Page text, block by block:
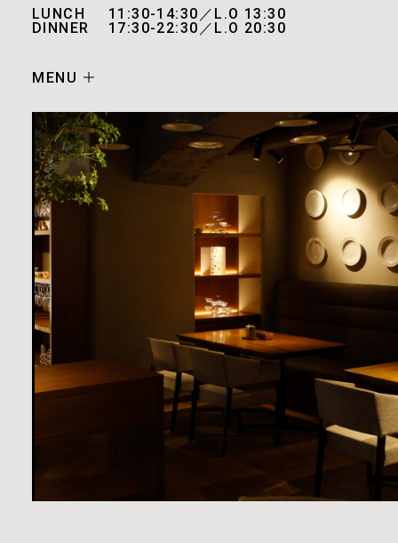
LUNCH
11:30-14:30／L.O 13:30
DINNER
17:30-22:30／L.O 20:30
MENU